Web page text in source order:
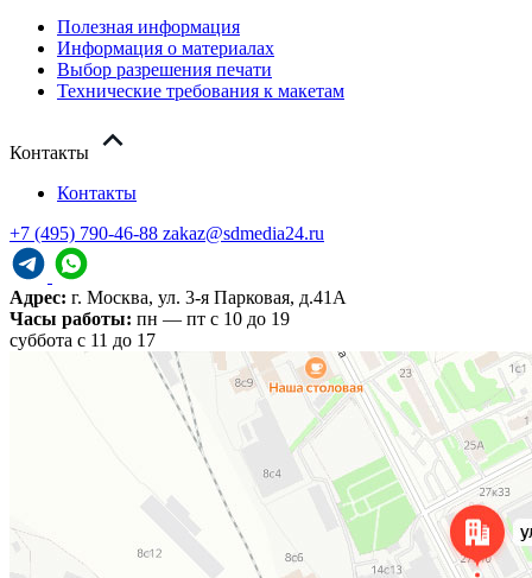
Полезная информация
Информация о материалах
Выбор разрешения печати
Технические требования к макетам
Контакты
Контакты
+7 (495) 790-46-88 zakaz@sdmedia24.ru
Адрес: г. Москва, ул. 3-я Парковая, д.41А
Часы работы: пн — пт с 10 до 19
cуббота с 11 до 17